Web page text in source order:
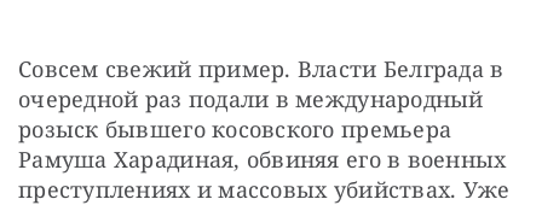
Совсем свежий пример. Власти Белграда в
очередной раз подали в международный
розыск бывшего косовского премьера
Рамуша Харадиная, обвиняя его в военных
преступлениях и массовых убийствах. Уже